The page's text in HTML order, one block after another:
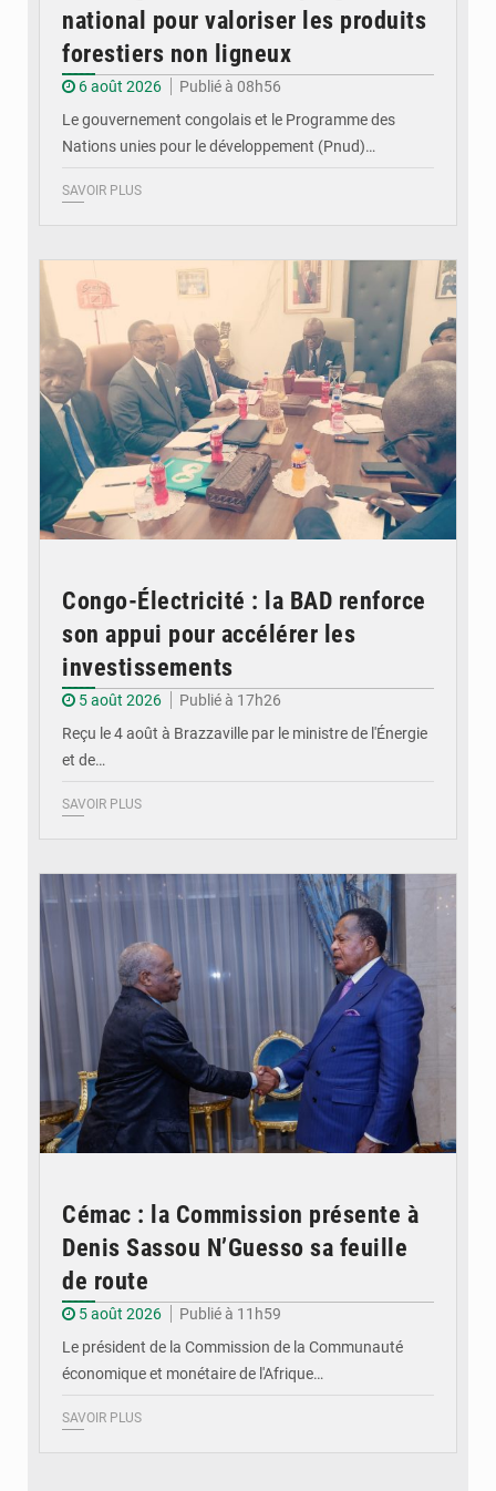
national pour valoriser les produits
forestiers non ligneux
6 août 2026
Publié à 08h56
Le gouvernement congolais et le Programme des
Nations unies pour le développement (Pnud)…
SAVOIR PLUS
Congo-Électricité : la BAD renforce
son appui pour accélérer les
investissements
5 août 2026
Publié à 17h26
Reçu le 4 août à Brazzaville par le ministre de l'Énergie
et de…
SAVOIR PLUS
Cémac : la Commission présente à
Denis Sassou N’Guesso sa feuille
de route
5 août 2026
Publié à 11h59
Le président de la Commission de la Communauté
économique et monétaire de l'Afrique…
SAVOIR PLUS